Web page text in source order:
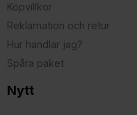
Köpvillkor
Reklamation och retur
Hur handlar jag?
Spåra paket
Nytt